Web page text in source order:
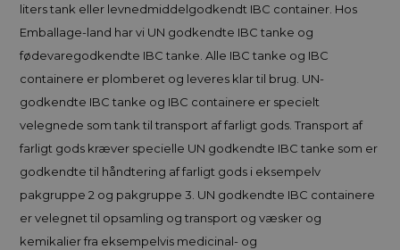
liters tank eller levnedmiddelgodkendt IBC container. Hos
Emballage-land har vi UN godkendte IBC tanke og
fødevaregodkendte IBC tanke. Alle IBC tanke og IBC
containere er plomberet og leveres klar til brug. UN-
godkendte IBC tanke og IBC containere er specielt
velegnede som tank til transport af farligt gods. Transport af
farligt gods kræver specielle UN godkendte IBC tanke som er
godkendte til håndtering af farligt gods i eksempelv
pakgruppe 2 og pakgruppe 3. UN godkendte IBC containere
er velegnet til opsamling og transport og væsker og
kemikalier fra eksempelvis medicinal- og